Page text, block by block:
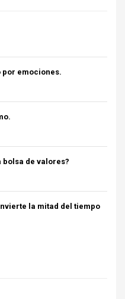
emociones.
bolsa de valores?
la mitad del tiempo